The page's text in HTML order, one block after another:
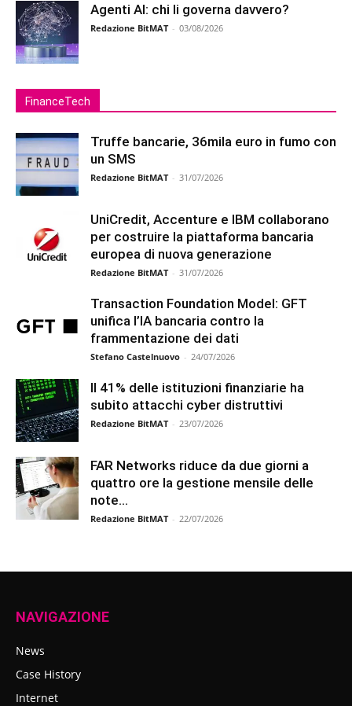
Agenti AI: chi li governa davvero?
Redazione BitMAT - 03/08/2026
FinanceTech
Truffe bancarie, 36mila euro in fumo con
un SMS
Redazione BitMAT - 31/07/2026
UniCredit, Accenture e IBM collaborano
per costruire la piattaforma bancaria
europea di nuova generazione
Redazione BitMAT - 31/07/2026
Transaction Foundation Model: GFT
unifica l’IA bancaria contro la
frammentazione dei dati
Stefano Castelnuovo - 24/07/2026
Il 41% delle istituzioni finanziarie ha
subito attacchi cyber distruttivi
Redazione BitMAT - 23/07/2026
FAR Networks riduce da due giorni a
quattro ore la gestione mensile delle
note...
Redazione BitMAT - 22/07/2026
NAVIGAZIONE
News
Case History
Internet